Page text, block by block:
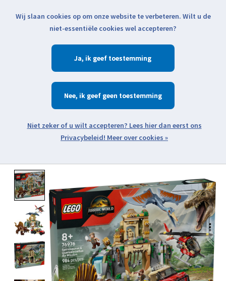
Klik voor actuele verzendinformatie...
Verlanglijst
Zoeken
Open webshop menu
Wij slaan cookies op om onze website te verbeteren. Wilt u de
niet-essentiële cookies wel accepteren?
Ja
Nee
Meer over cookies »